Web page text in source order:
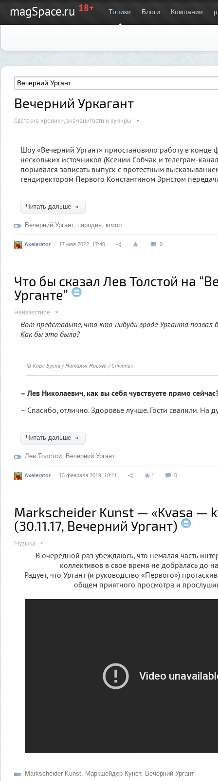
magSpace.ru 18+ Топики Блоги Компании μ
Вечерний Уркагант
Светские хроники, знаменитости и кумиры
Шоу «Вечерний Ургант» приостановило работу в
нескольких источников (Ксении Собчак и телеграм-
порывался записать выпуск с протестным
гендиректором Первого Константином Эрнстом
Читать дальше »
Вечерний Ургант, пародия, юмор
Axelerator 17 мая 2022, 17:40 0
Что бы сказал Лев Толстой на
Урганте”
Неизвестное
Вот представьте, что кто-нибудь вроде Урганта позвал
Как бы это было?
© Карл Булла / Наталья Носова / Спутник
– Лев Николаевич, как вы себя чувствуете прямо
– Спасибо, отлично. Здоровье лучше. Гости свалили. На
Читать дальше »
Лев Толстой, Вечерний Ургант
Axelerator 13 февраля 2019, 18:11 1 0
Markscheider Kunst — «Kvasa —
(30.11.17, Вечерний Ургант)
Музыка
В очередной раз убеждаюсь, что немалая часть
коллективов в свое время не добралась до
Радует, что Ургант (и руководство «Первого»)
общем приятного просмотра и
Markscheider Kunst, Маркшейдер Кунст, Вечерний Ургант